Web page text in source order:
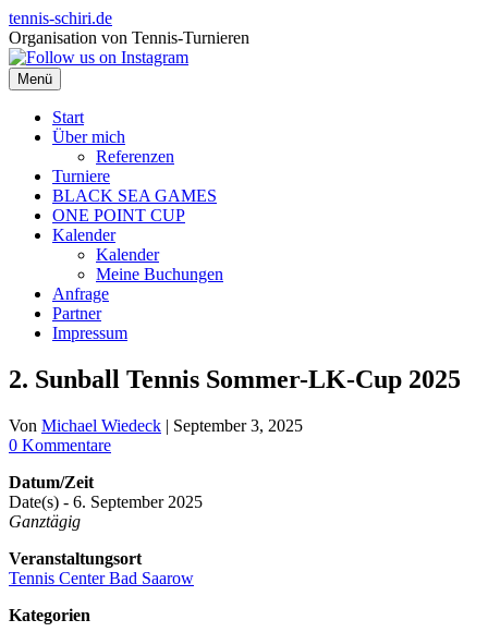
Zum
Inhalt
springen
tennis-schiri.de
Organisation von Tennis-Turnieren
Menü
Start
Über mich
Referenzen
Turniere
BLACK SEA GAMES
ONE POINT CUP
Kalender
Kalender
Meine Buchungen
Anfrage
Partner
Impressum
2. Sunball Tennis Sommer-LK-Cup 2025
Von Michael Wiedeck | September 3, 2025
0 Kommentare
Datum/Zeit
Date(s) - 6. September 2025
Ganztägig
Veranstaltungsort
Tennis Center Bad Saarow
Kategorien